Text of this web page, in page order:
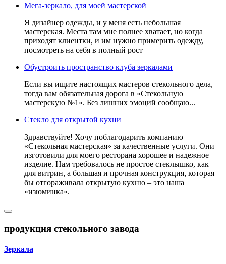
Мега-зеркало, для моей мастерской
Я дизайнер одежды, и у меня есть небольшая
мастерская. Места там мне полнее хватает, но когда
приходят клиентки, и им нужно примерить одежду,
посмотреть на себя в полный рост
Обустроить пространство клуба зеркалами
Если вы ищите настоящих мастеров стекольного дела,
тогда вам обязательная дорога в «Стекольную
мастерскую №1». Без лишних эмоций сообщаю...
Стекло для открытой кухни
Здравствуйте! Хочу поблагодарить компанию
«Стекольная мастерская» за качественные услуги. Они
изготовили для моего ресторана хорошее и надежное
изделие. Нам требовалось не простое стеклышко, как
для витрин, а большая и прочная конструкция, которая
бы отгораживала открытую кухню – это наша
«изюминка».
продукция стекольного завода
Зеркала